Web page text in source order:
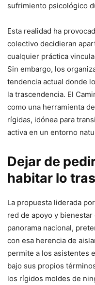
sufrimiento psicológico
​Esta realidad ha
colectivo decidieran
cualquier práctica
Sin embargo, los
tendencia actual donde
la trascendencia. El
como una herramienta
rígidas, idónea para
activa en un entorno
​Dejar de
habitar lo
​La propuesta liderada
red de apoyo y
panorama nacional,
con esa herencia de
permite a los asistentes
bajo sus propios
los rígidos moldes de